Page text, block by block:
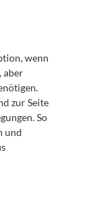
wenn
aber
zur Seite
So
und